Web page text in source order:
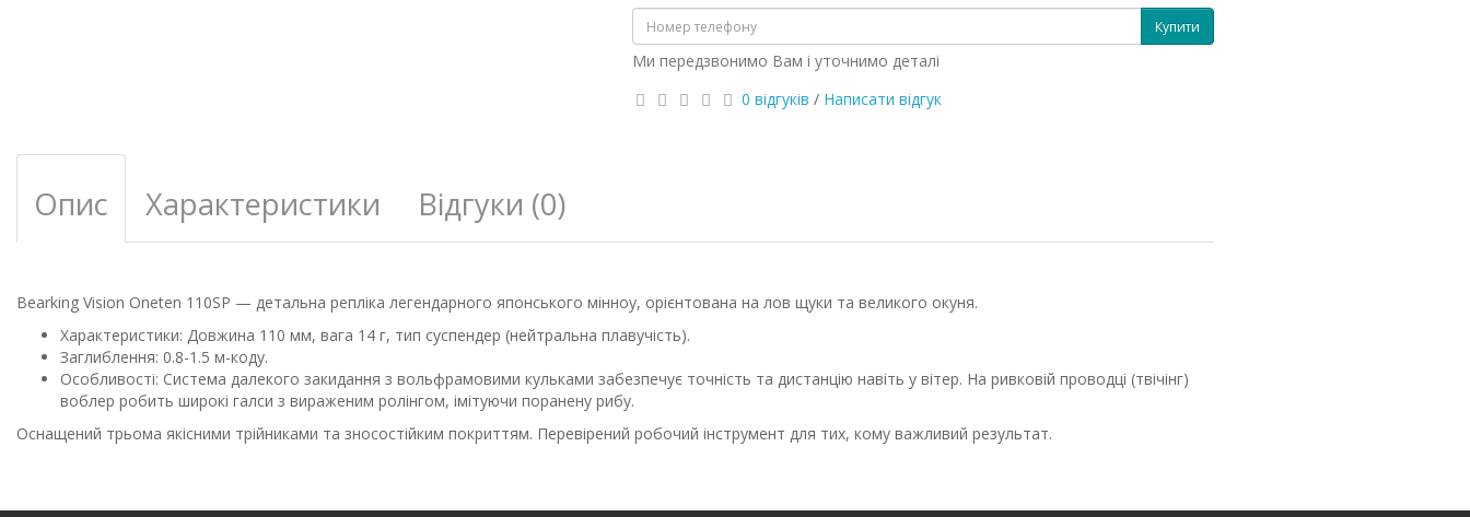
Купити
Ми передзвонимо Вам і уточнимо деталі
0 відгуків / Написати відгук
Опис Характеристики Відгуки (0)
Bearking Vision Oneten 110SP — детальна репліка легендарного японського мінноу, орієнтована на лов щуки та великого окуня.
Характеристики: Довжина 110 мм, вага 14 г, тип суспендер (нейтральна плавучість).
Заглиблення: 0.8-1.5 м-коду.
Особливості: Система далекого закидання з вольфрамовими кульками забезпечує точність та дистанцію навіть у вітер. На ривковій проводці (твічінг)
воблер робить широкі галси з вираженим ролінгом, імітуючи поранену рибу.
Оснащений трьома якісними трійниками та зносостійким покриттям. Перевірений робочий інструмент для тих, кому важливий результат.